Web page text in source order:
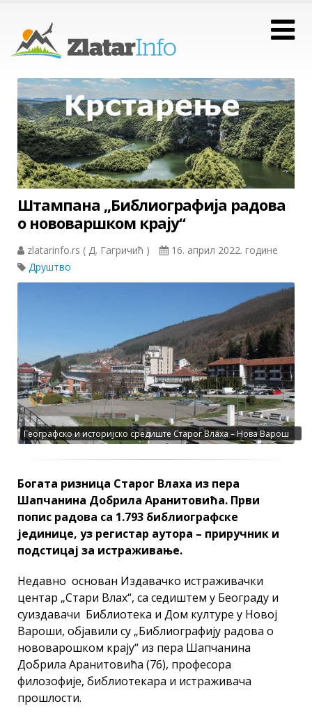
Штампана „Библиографија радова
о нововаршком крају“
zlatarinfo.rs ( Д. Гагричић )
16. април 2022. године
Друштво
Географско и историјско средиште Старог Влаха – Нова Варош
Богата ризница Старог Влаха из пера
Шапчанина Добрила Аранитовића. Први
попис радова са 1.793 библиографске
јединице, уз регистар аутора – приручник и
подстицај за истраживање.
Недавно основан Издавачко истраживачки
центар „Стари Влах“, са седиштем у Београду и
суиздавачи Библиотека и Дом културе у Новој
Вароши, објавили су „Библиографију радова о
нововарошком крају“ из пера Шапчанина
Добрила Аранитовића (76), професора
филозофије, библиотекара и истраживача
прошлости.